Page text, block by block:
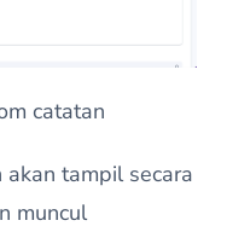
catatan
akan tampil secara
muncul